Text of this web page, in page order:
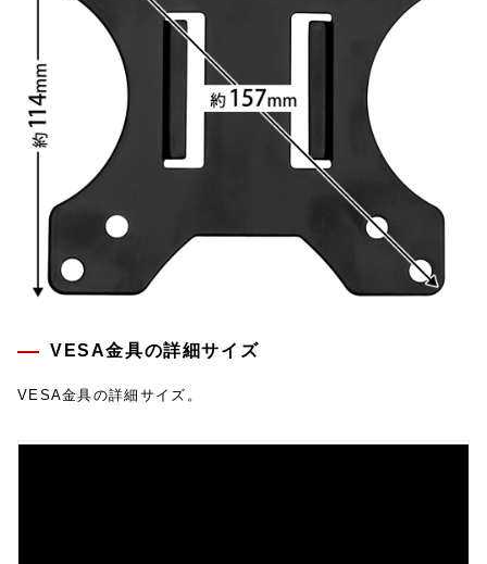
VESA金具の詳細サイズ
VESA金具の詳細サイズ。